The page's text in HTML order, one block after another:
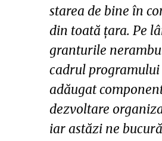
starea de bine în
din toată țara. Pe
granturile
cadrul
adăugat
dezvoltare
iar astăzi ne